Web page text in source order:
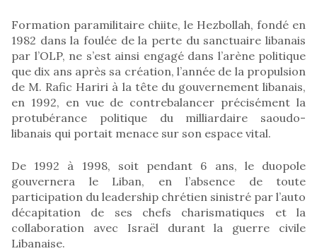
Formation paramilitaire chiite, le Hezbollah, fondé en
1982 dans la foulée de la perte du sanctuaire libanais
par l’OLP, ne s’est ainsi engagé dans l’arène politique
que dix ans après sa création, l’année de la propulsion
de M. Rafic Hariri à la tête du gouvernement libanais,
en 1992, en vue de contrebalancer précisément la
protubérance politique du milliardaire saoudo-
libanais qui portait menace sur son espace vital.
De 1992 à 1998, soit pendant 6 ans, le duopole
gouvernera le Liban, en l’absence de toute
participation du leadership chrétien sinistré par l’auto
décapitation de ses chefs charismatiques et la
collaboration avec Israël durant la guerre civile
Libanaise.